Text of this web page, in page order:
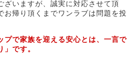
ざいますが、誠実に対応させて頂
お帰り頂くまでワンラブは問題を投
プで家族を迎える安心とは、一言で
です。